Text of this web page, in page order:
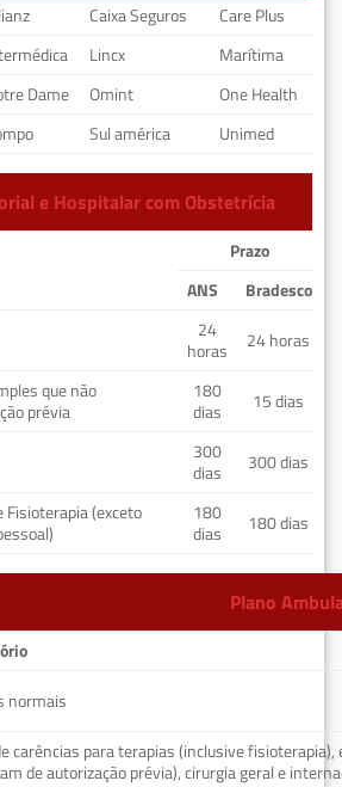
Caixa Seguros
Care Plus
Lincx
Marítima
Dame Omint
One Health
Sul américa Unimed
e Hospitalar com Obstetrícia
Prazo
ANS
Bradesco
24
horas
24 horas
que não
prévia
180
dias
15 dias
300
dias
300 dias
Fisioterapia (exceto
180
dias
180 dias
Plano
normais
carências para terapias (inclusive fisioterapia),
de autorização prévia), cirurgia geral e